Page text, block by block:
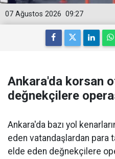
09:27
07 Ağustos 2026
Ankara'da korsan
değnekçilere
Ankara'da bazı yol
eden vatandaşlardan para
elde eden değnekçilere